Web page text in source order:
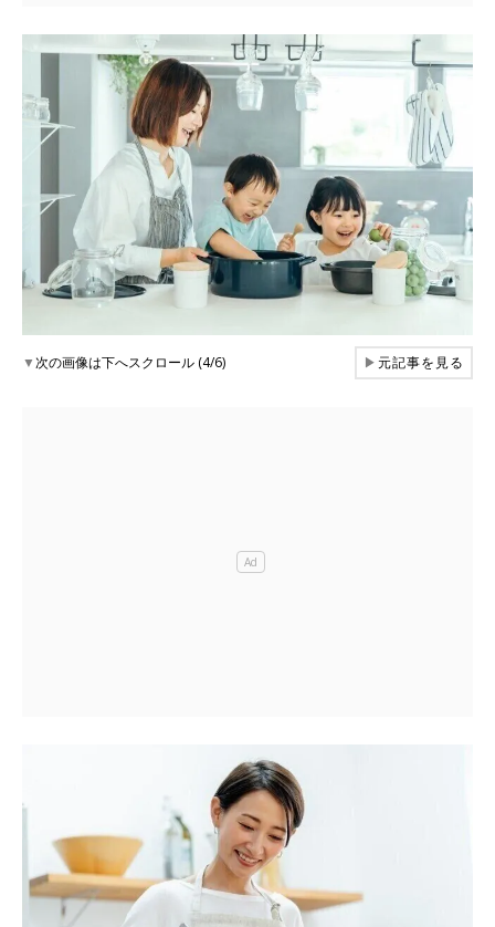
▼次の画像は下へスクロール (4/6) ▶元記事を見る